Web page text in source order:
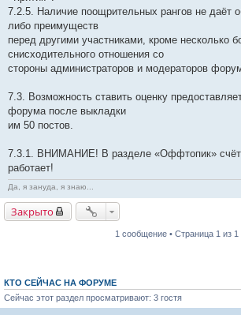
7.2.5. Наличие поощрительных рангов не даёт
либо преимуществ
перед другими участниками, кроме несколько
снисходительного отношения со
стороны администраторов и модераторов
7.3. Возможность ставить оценку
форума после выкладки
им 50 постов.
7.3.1. ВНИМАНИЕ! В разделе «Оффтопик»
работает!
Да, я зануда, я знаю...
Закрыто
1 сообщение • Страница 1 из 1
КТО СЕЙЧАС НА ФОРУМЕ
Сейчас этот раздел просматривают: 3 гостя